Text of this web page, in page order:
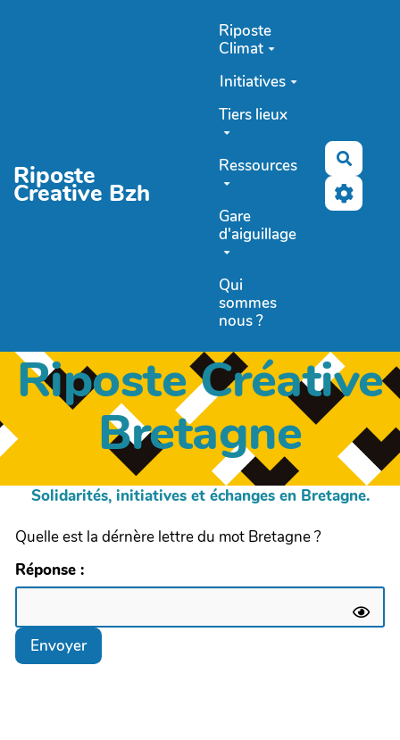
Riposte
Creative Bzh
Riposte
Climat
Initiatives
Tiers lieux
Ressources
Gare
d'aiguillage
Qui
sommes
nous ?
Riposte Créative
Bretagne
Solidarités, initiatives et échanges en Bretagne.
Quelle est la dérnère lettre du mot Bretagne ?
Réponse :
Envoyer